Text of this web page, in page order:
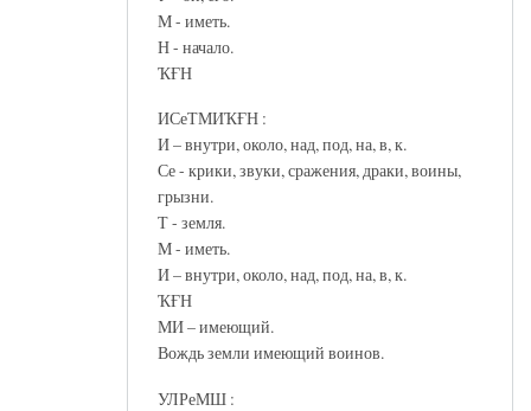
М - иметь.
Н - начало.
ҠҒН
ИСеТМИҠҒН :
И – внутри, около, над, под, на, в, к.
Се - крики, звуки, сражения, драки, воины,
грызни.
Т - земля.
М - иметь.
И – внутри, около, над, под, на, в, к.
ҠҒН
МИ – имеющий.
Вождь земли имеющий воинов.
УЛРеМШ :